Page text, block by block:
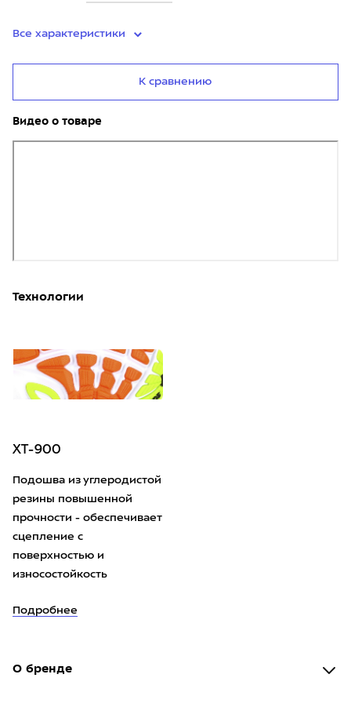
Все характеристики
К сравнению
Видео о товаре
Технологии
XT-900
Подошва из углеродистой
резины повышенной
прочности - обеспечивает
сцепление с
поверхностью и
износостойкость
Подробнее
О бренде